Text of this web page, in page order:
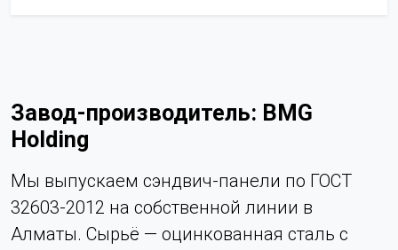
Завод-производитель: BMG
Holding
Мы выпускаем сэндвич-панели по ГОСТ
32603-2012 на собственной линии в
Алматы. Сырьё — оцинкованная сталь с